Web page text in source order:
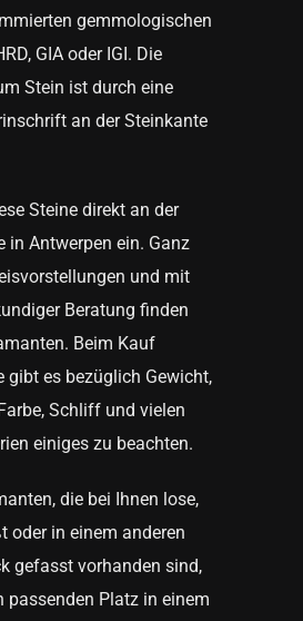
gemmologischen
GIA oder IGI. Die
Stein ist durch eine
an der Steinkante
Steine direkt an der
in Antwerpen ein. Ganz
und mit
Beratung finden
. Beim Kauf
gibt es bezüglich Gewicht,
Schliff und vielen
einiges zu beachten.
die bei Ihnen lose,
oder in einem anderen
gefasst vorhanden sind,
passenden Platz in einem